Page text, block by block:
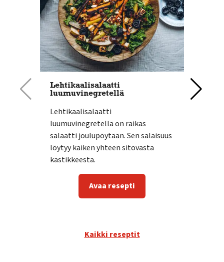
Lehtikaalisalaatti
luumuvinegretellä
Lehtikaalisalaatti
luumuvinegretellä on raikas
salaatti joulupöytään. Sen salaisuus
löytyy kaiken yhteen sitovasta
kastikkeesta.
Avaa resepti
Kaikki reseptit